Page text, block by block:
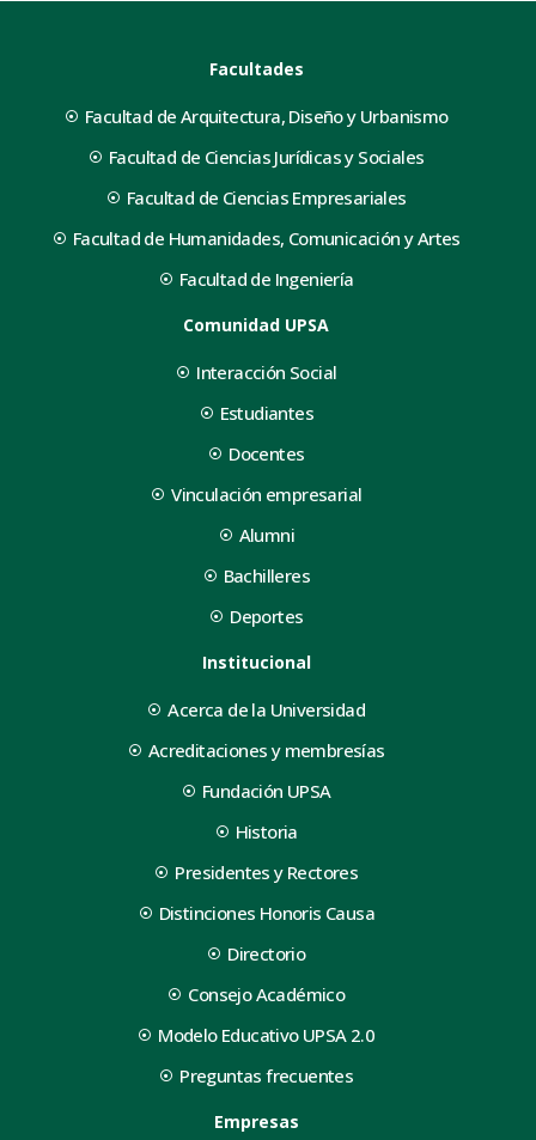
Facultades
Facultad de Arquitectura, Diseño y Urbanismo
Facultad de Ciencias Jurídicas y Sociales
Facultad de Ciencias Empresariales
Facultad de Humanidades, Comunicación y Artes
Facultad de Ingeniería
Comunidad UPSA
Interacción Social
Estudiantes
Docentes
Vinculación empresarial
Alumni
Bachilleres
Deportes
Institucional
Acerca de la Universidad
Acreditaciones y membresías
Fundación UPSA
Historia
Presidentes y Rectores
Distinciones Honoris Causa
Directorio
Consejo Académico
Modelo Educativo UPSA 2.0
Preguntas frecuentes
Empresas